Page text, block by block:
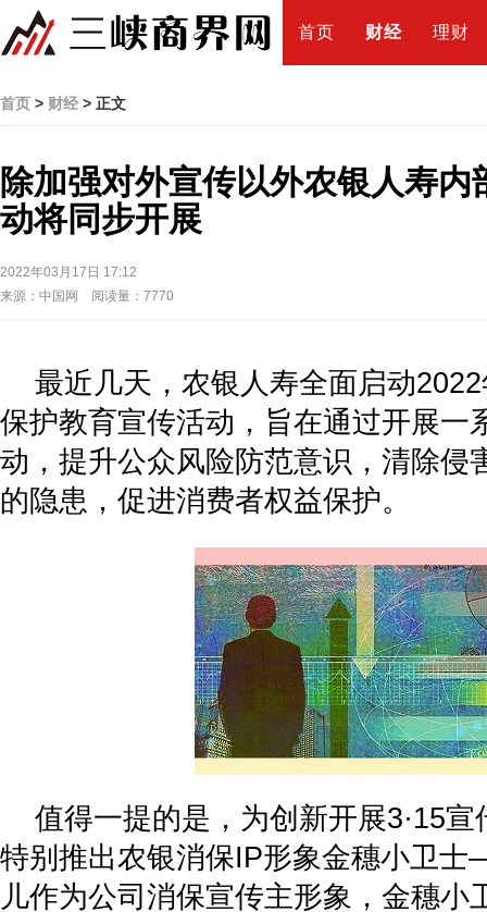
首页 财经 理财
首页 > 财经 > 正文
除加强对外宣传以外农银人寿内
动将同步开展
2022年03月17日 17:12
来源：中国网 阅读量：7770
最近几天，农银人寿全面启动
保护教育宣传活动，旨在通过开展一
动，提升公众风险防范意识，清除侵
的隐患，促进消费者权益保护。
值得一提的是，为创新开展3·15
特别推出农银消保IP形象金穗小卫
儿作为公司消保宣传主形象，金穗小